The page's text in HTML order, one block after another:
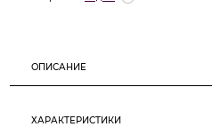
ОПИСАНИЕ
ХАРАКТЕРИСТИКИ